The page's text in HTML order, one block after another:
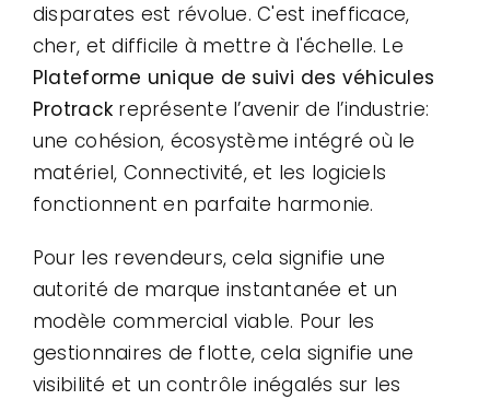
disparates est révolue. C'est inefficace,
cher, et difficile à mettre à l'échelle. Le
Plateforme unique de suivi des véhicules
Protrack représente l’avenir de l’industrie:
une cohésion, écosystème intégré où le
matériel, Connectivité, et les logiciels
fonctionnent en parfaite harmonie.
Pour les revendeurs, cela signifie une
autorité de marque instantanée et un
modèle commercial viable. Pour les
gestionnaires de flotte, cela signifie une
visibilité et un contrôle inégalés sur les